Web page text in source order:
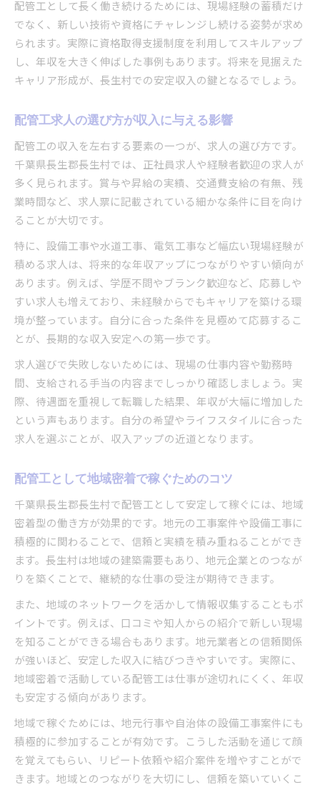
配管工として長く働き続けるためには、現場経験の蓄積だけ
でなく、新しい技術や資格にチャレンジし続ける姿勢が求め
られます。実際に資格取得支援制度を利用してスキルアップ
し、年収を大きく伸ばした事例もあります。将来を見据えた
キャリア形成が、長生村での安定収入の鍵となるでしょう。
配管工求人の選び方が収入に与える影響
配管工の収入を左右する要素の一つが、求人の選び方です。
千葉県長生郡長生村では、正社員求人や経験者歓迎の求人が
多く見られます。賞与や昇給の実績、交通費支給の有無、残
業時間など、求人票に記載されている細かな条件に目を向け
ることが大切です。
特に、設備工事や水道工事、電気工事など幅広い現場経験が
積める求人は、将来的な年収アップにつながりやすい傾向が
あります。例えば、学歴不問やブランク歓迎など、応募しや
すい求人も増えており、未経験からでもキャリアを築ける環
境が整っています。自分に合った条件を見極めて応募するこ
とが、長期的な収入安定への第一歩です。
求人選びで失敗しないためには、現場の仕事内容や勤務時
間、支給される手当の内容までしっかり確認しましょう。実
際、待遇面を重視して転職した結果、年収が大幅に増加した
という声もあります。自分の希望やライフスタイルに合った
求人を選ぶことが、収入アップの近道となります。
配管工として地域密着で稼ぐためのコツ
千葉県長生郡長生村で配管工として安定して稼ぐには、地域
密着型の働き方が効果的です。地元の工事案件や設備工事に
積極的に関わることで、信頼と実績を積み重ねることができ
ます。長生村は地域の建築需要もあり、地元企業とのつなが
りを築くことで、継続的な仕事の受注が期待できます。
また、地域のネットワークを活かして情報収集することもポ
イントです。例えば、口コミや知人からの紹介で新しい現場
を知ることができる場合もあります。地元業者との信頼関係
が強いほど、安定した収入に結びつきやすいです。実際に、
地域密着で活動している配管工は仕事が途切れにくく、年収
も安定する傾向があります。
地域で稼ぐためには、地元行事や自治体の設備工事案件にも
積極的に参加することが有効です。こうした活動を通じて顔
を覚えてもらい、リピート依頼や紹介案件を増やすことがで
きます。地域とのつながりを大切にし、信頼を築いていくこ